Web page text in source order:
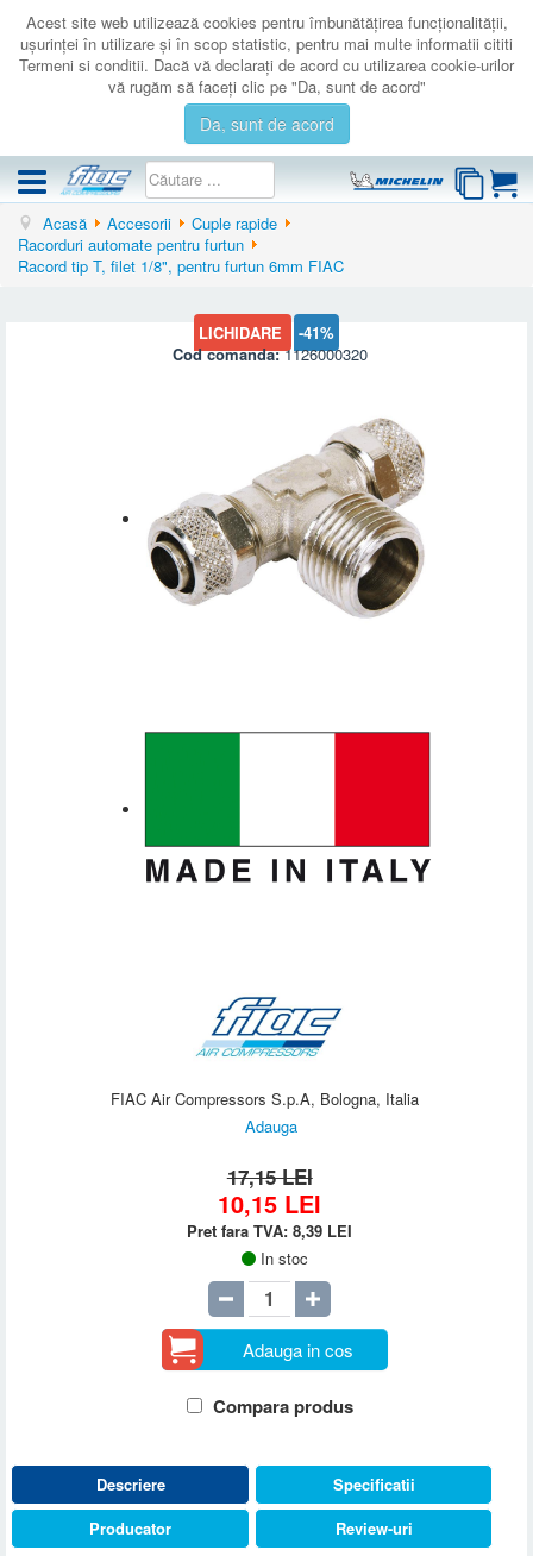
Acest site web utilizează cookies pentru îmbunătăţirea funcţionalităţii,
uşurinţei în utilizare şi în scop statistic, pentru mai multe informatii cititi
Termeni si conditii. Dacă vă declaraţi de acord cu utilizarea cookie-urilor
vă rugăm să faceţi clic pe "Da, sunt de acord"
Da, sunt de acord
COMPRESOARE
ACCESORII
Acasă Accesorii
Cuple rapide
Racorduri automate pentru furtun
Racord tip T, filet 1/8", pentru furtun 6mm FIAC
LICHIDARE
-41%
Cod comanda:1126000320
FIAC Air Compressors S.p.A, Bologna, Italia
Adauga
17,15 LEI
10,15 LEI
Pret fara TVA:8,39 LEI
In stoc
Adauga in cos
Compara produs
Descriere
Specificatii
Producator
Review-uri